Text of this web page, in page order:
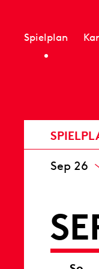
Spielplan
Sep 26